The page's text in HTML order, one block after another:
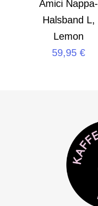
Amici Nappa-
Halsband L,
Lemon
59,95€